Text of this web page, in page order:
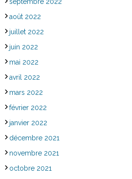
août 2022
juillet 2022
juin 2022
mai 2022
avril 2022
mars 2022
février 2022
janvier 2022
décembre 2021
novembre 2021
octobre 2021